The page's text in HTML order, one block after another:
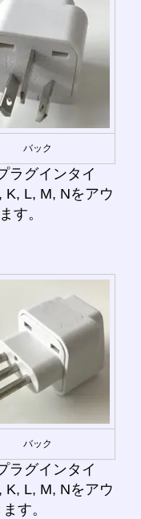
バック
ラグインタイ
K, L, M, Nをアウ
す。
バック
ラグインタイ
K, L, M, Nをアウ
す。